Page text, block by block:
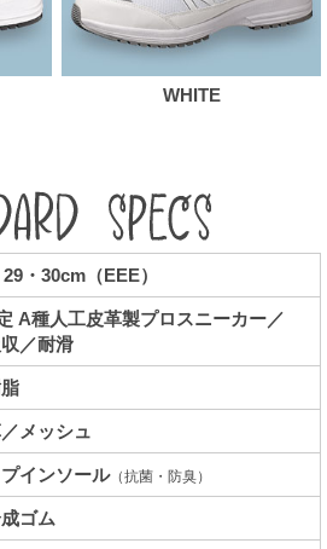
WHITE
・30cm（EEE）
A種人工皮革製プロスニーカー／
／耐滑
メッシュ
インソール（抗菌・防臭）
ゴム